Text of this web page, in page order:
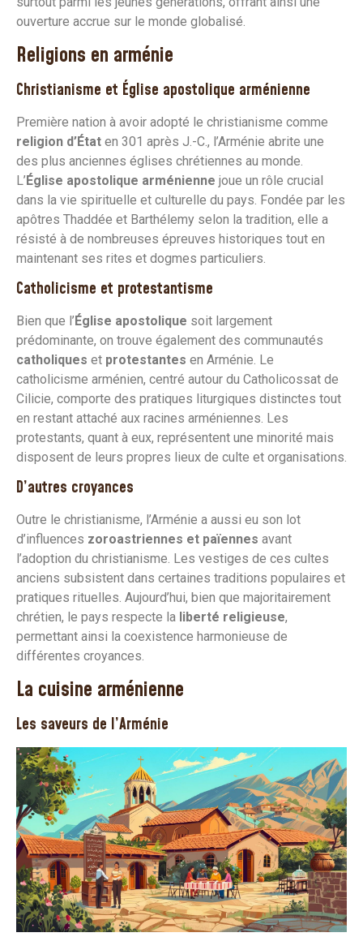
ouverture accrue sur le monde globalisé.
Religions en arménie
Christianisme et Église apostolique arménienne
Première nation à avoir adopté le christianisme comme
religion d’État en 301 après J.-C., l’Arménie abrite une
des plus anciennes églises chrétiennes au monde.
L’Église apostolique arménienne joue un rôle crucial
dans la vie spirituelle et culturelle du pays. Fondée par les
apôtres Thaddée et Barthélemy selon la tradition, elle a
résisté à de nombreuses épreuves historiques tout en
maintenant ses rites et dogmes particuliers.
Catholicisme et protestantisme
Bien que l’Église apostolique soit largement
prédominante, on trouve également des communautés
catholiques et protestantes en Arménie. Le
catholicisme arménien, centré autour du Catholicossat de
Cilicie, comporte des pratiques liturgiques distinctes tout
en restant attaché aux racines arméniennes. Les
protestants, quant à eux, représentent une minorité mais
disposent de leurs propres lieux de culte et organisations.
D’autres croyances
Outre le christianisme, l’Arménie a aussi eu son lot
d’influences zoroastriennes et païennes avant
l’adoption du christianisme. Les vestiges de ces cultes
anciens subsistent dans certaines traditions populaires et
pratiques rituelles. Aujourd’hui, bien que majoritairement
chrétien, le pays respecte la liberté religieuse,
permettant ainsi la coexistence harmonieuse de
différentes croyances.
La cuisine arménienne
Les saveurs de l’Arménie